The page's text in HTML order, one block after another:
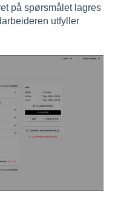
på spørsmålet lagres
utfyller